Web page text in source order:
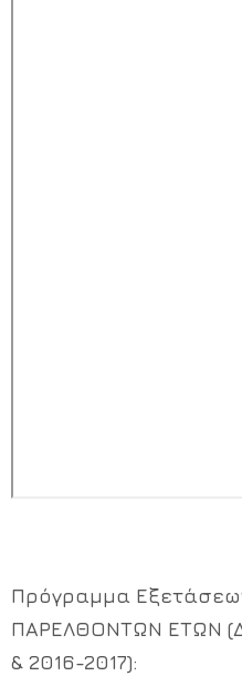
Πρόγραμμα
ΠΑΡΕΛΘΟΝΤΩΝ ΕΤΩΝ
& 2016-2017):